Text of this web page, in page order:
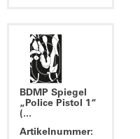
BDMP Spiegel
„Police Pistol 1“
(...
Artikelnummer: